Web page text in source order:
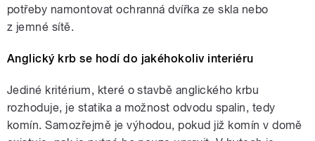
potřeby namontovat ochranná dvířka ze skla nebo
z jemné sítě.
Anglický krb se hodí do jakéhokoliv interiéru
Jediné kritérium, které o stavbě anglického krbu
rozhoduje, je statika a možnost odvodu spalin, tedy
komín. Samozřejmě je výhodou, pokud již komín v domě